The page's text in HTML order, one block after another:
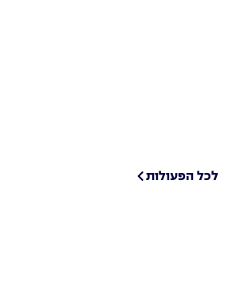
לכל הפעולות